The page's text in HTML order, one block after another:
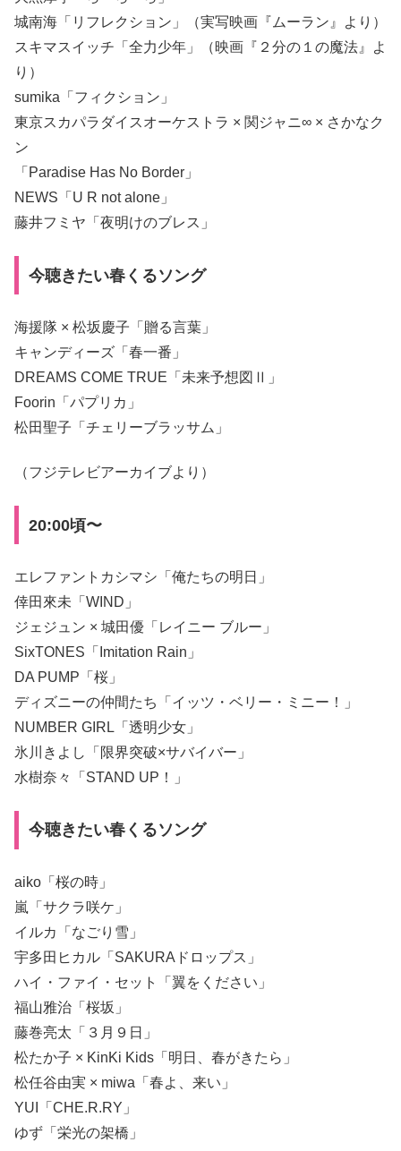
城南海「リフレクション」（実写映画『ムーラン』より）
スキマスイッチ「全力少年」（映画『２分の１の魔法』よ
り）
sumika「フィクション」
東京スカパラダイスオーケストラ × 関ジャニ∞ × さかなク
ン
「Paradise Has No Border」
NEWS「U R not alone」
藤井フミヤ「夜明けのブレス」
今聴きたい春くるソング
海援隊 × 松坂慶子「贈る言葉」
キャンディーズ「春一番」
DREAMS COME TRUE「未来予想図Ⅱ」
Foorin「パプリカ」
松田聖子「チェリーブラッサム」
（フジテレビアーカイブより）
20:00頃〜
エレファントカシマシ「俺たちの明日」
倖田來未「WIND」
ジェジュン × 城田優「レイニー ブルー」
SixTONES「Imitation Rain」
DA PUMP「桜」
ディズニーの仲間たち「イッツ・ベリー・ミニー！」
NUMBER GIRL「透明少女」
氷川きよし「限界突破×サバイバー」
水樹奈々「STAND UP！」
今聴きたい春くるソング
aiko「桜の時」
嵐「サクラ咲ケ」
イルカ「なごり雪」
宇多田ヒカル「SAKURAドロップス」
ハイ・ファイ・セット「翼をください」
福山雅治「桜坂」
藤巻亮太「３月９日」
松たか子 × KinKi Kids「明日、春がきたら」
松任谷由実 × miwa「春よ、来い」
YUI「CHE.R.RY」
ゆず「栄光の架橋」